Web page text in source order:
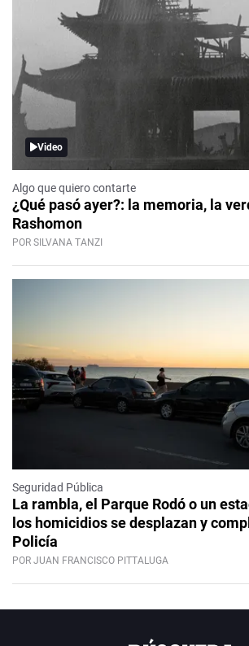
Video
Algo que quiero contarte
¿Qué pasó ayer?: la memoria, la
Rashomon
POR SILVANA TANZI
Seguridad Pública
La rambla, el Parque Rodó o un
los homicidios se desplazan y
Policía
POR JUAN FRANCISCO PITTALUGA